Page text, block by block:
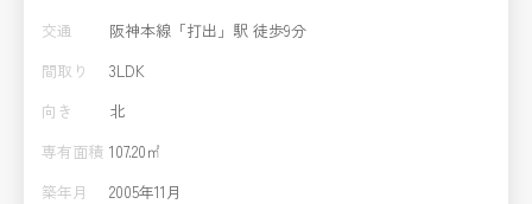
交通
阪神本線「打出」駅 徒歩9分
間取り
3LDK
向き
北
専有面積 107.20㎡
築年月
2005年11月